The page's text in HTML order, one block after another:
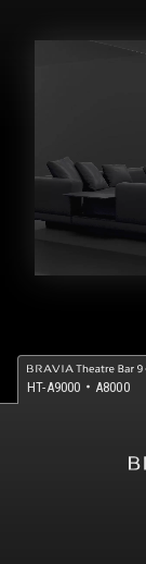
HT-A9000・A8000